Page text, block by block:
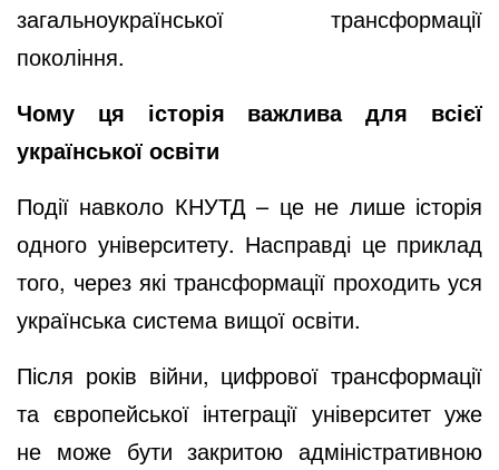
загальноукраїнської трансформації
покоління.
Чому ця історія важлива для всієї
української освіти
Події навколо КНУТД – це не лише історія
одного університету. Насправді це приклад
того, через які трансформації проходить уся
українська система вищої освіти.
Після років війни, цифрової трансформації
та європейської інтеграції університет уже
не може бути закритою адміністративною